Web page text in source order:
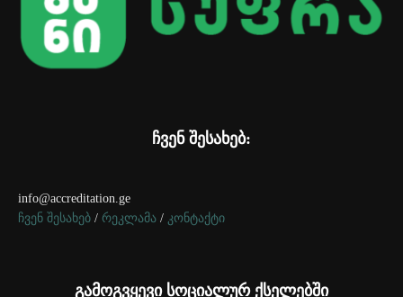
ჩვენ შესახებ:
info@accreditation.ge
ჩვენ შესახებ / რეკლამა / კონტაქტი
გამოგვყევი სოციალურ ქსელებში